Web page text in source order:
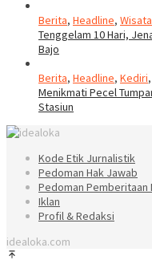
Berita, Headline, Wisata
Tenggelam 10 Hari,
Bajo
Berita, Headline, Kediri,
Menikmati Pecel
Stasiun
Kode Etik Jurnalistik
Pedoman Hak Jawab
Pedoman Pemberitaan
Iklan
Profil & Redaksi
idealoka.com